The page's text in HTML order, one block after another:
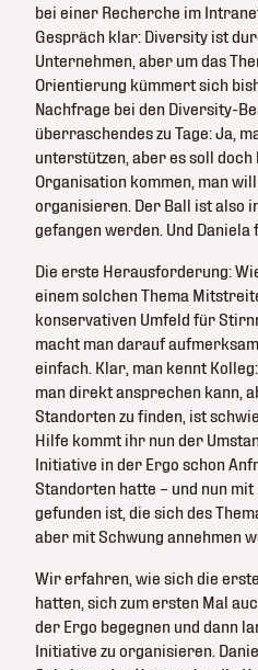
bei einer Recherche im
Gespräch klar: Diversity ist
Unternehmen, aber um das
Orientierung kümmert sich
Nachfrage bei den Diversity-
überraschendes zu Tage: Ja,
unterstützen, aber es soll
Organisation kommen, man
organisieren. Der Ball ist also
gefangen werden. Und Daniela
Die erste Herausforderung:
einem solchen Thema
konservativen Umfeld für
macht man darauf
einfach. Klar, man kennt
man direkt ansprechen kann,
Standorten zu finden, ist
Hilfe kommt ihr nun der
Initiative in der Ergo schon
Standorten hatte – und nun mit
gefunden ist, die sich des
aber mit Schwung annehmen
Wir erfahren, wie sich die
hatten, sich zum ersten Mal
der Ergo begegnen und dann
Initiative zu organisieren.